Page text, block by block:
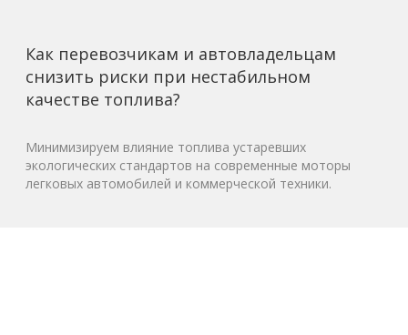
Как перевозчикам и автовладельцам
снизить риски при нестабильном
качестве топлива?
Минимизируем влияние топлива устаревших
экологических стандартов на современные моторы
легковых автомобилей и коммерческой техники.